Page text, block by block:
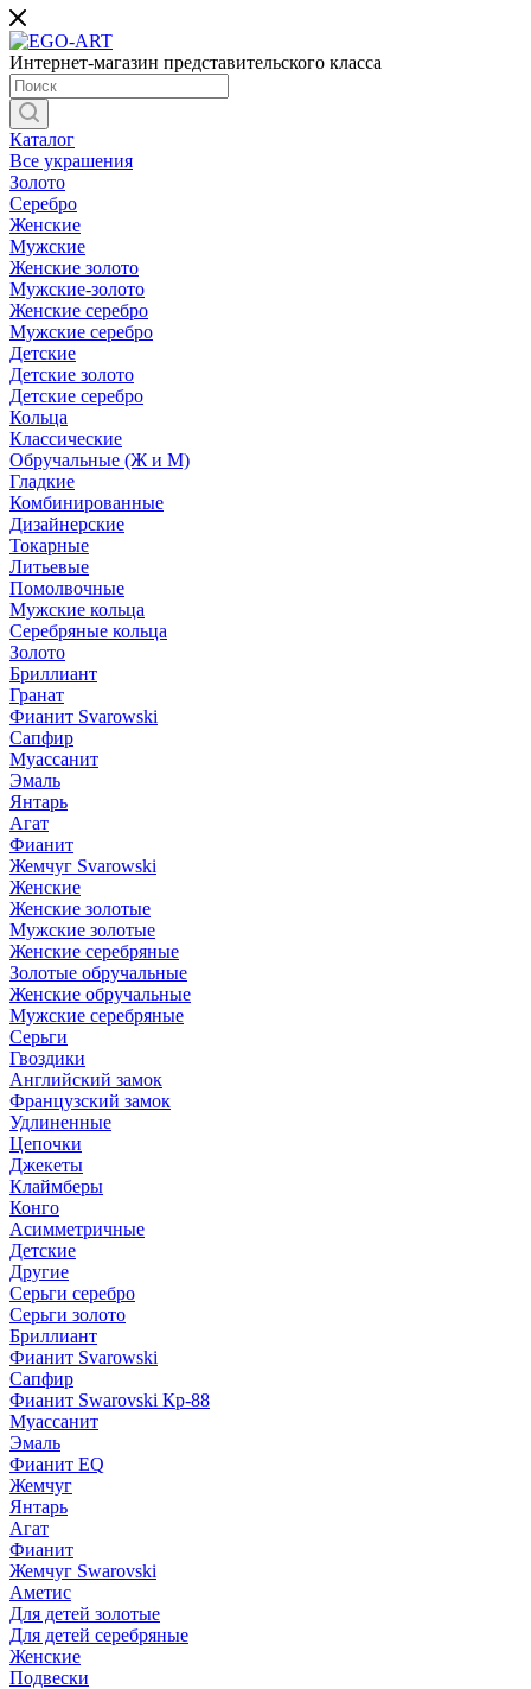
Интернет-магазин представительского класса
Каталог
Все украшения
Золото
Серебро
Женские
Мужские
Женские золото
Мужские-золото
Женские серебро
Мужские серебро
Детские
Детские золото
Детские серебро
Кольца
Классические
Обручальные (Ж и М)
Гладкие
Комбинированные
Дизайнерские
Токарные
Литьевые
Помолвочные
Мужские кольца
Серебряные кольца
Золото
Бриллиант
Гранат
Фианит Svarowski
Сапфир
Муассанит
Эмаль
Янтарь
Агат
Фианит
Жемчуг Svarowski
Женские
Женские золотые
Мужские золотые
Женские серебряные
Золотые обручальные
Женские обручальные
Мужские серебряные
Серьги
Гвоздики
Английский замок
Французский замок
Удлиненные
Цепочки
Джекеты
Клаймберы
Конго
Асимметричные
Детские
Другие
Серьги серебро
Серьги золото
Бриллиант
Фианит Svarowski
Сапфир
Фианит Swarovski Кр-88
Муассанит
Эмаль
Фианит EQ
Жемчуг
Янтарь
Агат
Фианит
Жемчуг Swarovski
Аметис
Для детей золотые
Для детей серебряные
Женские
Подвески